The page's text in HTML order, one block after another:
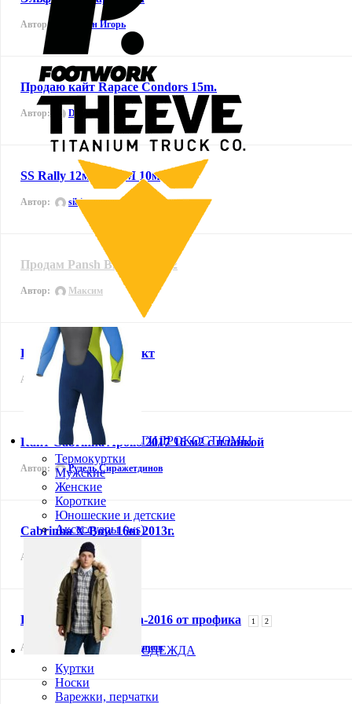
ГИДРОКОСТЮМЫ
Термокуртки
Мужские
Женские
Короткие
Юношеские и детские
Аксессуары (ws)
ОДЕЖДА
Куртки
Носки
Варежки, перчатки
Автор: Инчин Игорь
Продаю кайт Rapace Condors 15m.
Автор: Dmitry
SS Rally 12м & RPM 10м
Автор: sibirmen
Продам Pansh Blaze 10.0 m2
Автор: Максим
Продам Кайт комплект
Автор:
Кайт Cabrinha Apollo 2017 16 м2 с планкой
Автор: Рудель Сиражетдинов
Cabrinha X-Bow 16m 2013г.
Автор: Дмитрий
Распродажа Cabrinha-2016 от профика 1 2
Автор: Рудель Сиражетдинов